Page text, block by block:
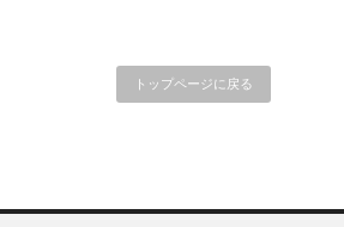
トップページに戻る